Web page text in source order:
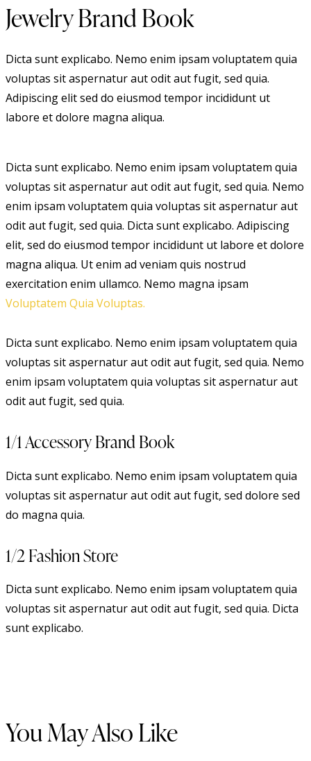
Jewelry Brand Book
Dicta sunt explicabo. Nemo enim ipsam voluptatem quia
voluptas sit aspernatur aut odit aut fugit, sed quia.
Adipiscing elit sed do eiusmod tempor incididunt ut
labore et dolore magna aliqua.
Dicta sunt explicabo. Nemo enim ipsam voluptatem quia
voluptas sit aspernatur aut odit aut fugit, sed quia. Nemo
enim ipsam voluptatem quia voluptas sit aspernatur aut
odit aut fugit, sed quia. Dicta sunt explicabo. Adipiscing
elit, sed do eiusmod tempor incididunt ut labore et dolore
magna aliqua. Ut enim ad veniam quis nostrud
exercitation enim ullamco. Nemo magna ipsam
Voluptatem Quia Voluptas.
Dicta sunt explicabo. Nemo enim ipsam voluptatem quia
voluptas sit aspernatur aut odit aut fugit, sed quia. Nemo
enim ipsam voluptatem quia voluptas sit aspernatur aut
odit aut fugit, sed quia.
1/1 Accessory Brand Book
Dicta sunt explicabo. Nemo enim ipsam voluptatem quia
voluptas sit aspernatur aut odit aut fugit, sed dolore sed
do magna quia.
1/2 Fashion Store
Dicta sunt explicabo. Nemo enim ipsam voluptatem quia
voluptas sit aspernatur aut odit aut fugit, sed quia. Dicta
sunt explicabo.
You May Also Like